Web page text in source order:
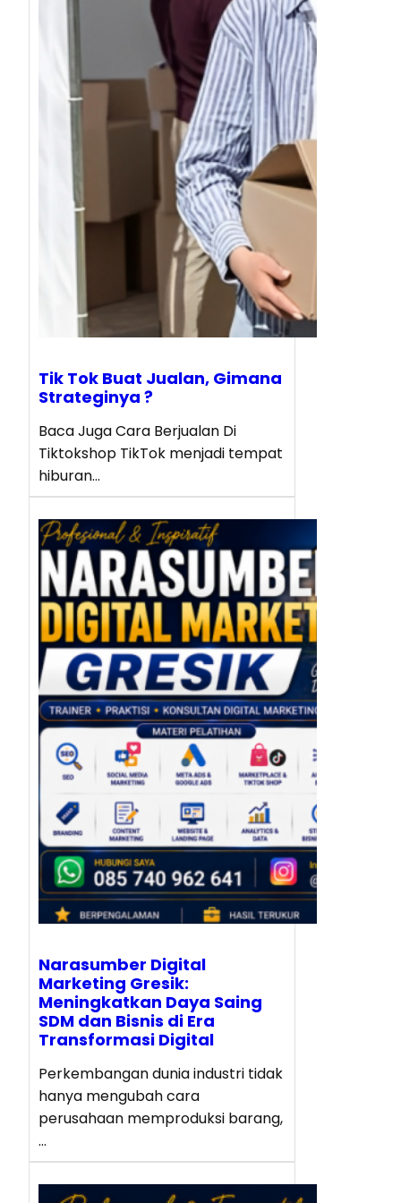
Tik Tok Buat Jualan, Gimana
Strateginya ?
Baca Juga Cara Berjualan Di
Tiktokshop TikTok menjadi tempat
hiburan…
Narasumber Digital
Marketing Gresik:
Meningkatkan Daya Saing
SDM dan Bisnis di Era
Transformasi Digital
Perkembangan dunia industri tidak
hanya mengubah cara
perusahaan memproduksi barang,
…